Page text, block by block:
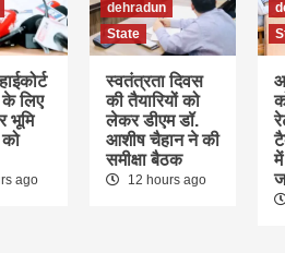
के लिए
भूमि
ago
dehradun
State
स्वतंत्रता दिवस
की तैयारियों को
लेकर डीएम डॉ.
आशीष चैहान ने की
समीक्षा बैठक
12 hours ago
में